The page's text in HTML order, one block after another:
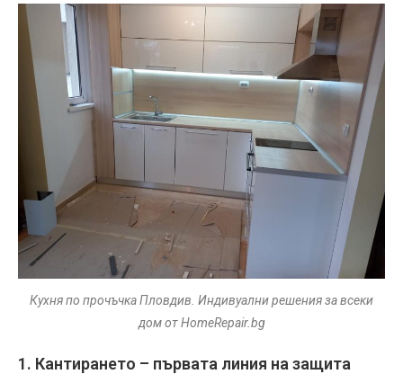
Кухня по прочъчка Пловдив. Индивуални решения за всеки
дом от HomeRepair.bg
1. Кантирането – първата линия на защита